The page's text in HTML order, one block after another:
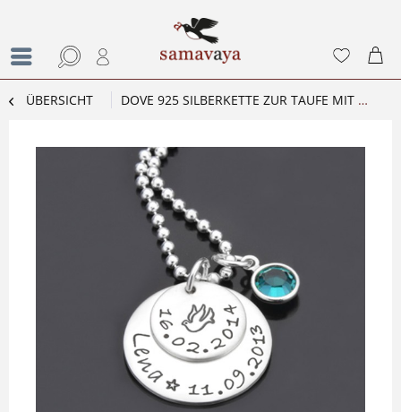
ÜBERSICHT DOVE 925 SILBERKETTE ZUR TAUFE MIT GRAVUR, NAMESKETTE MIT WUNSCHTEXT